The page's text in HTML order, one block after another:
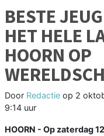
BESTE
HET HELE
HOORN OP
Door Redactie op 2
9:14 uur
HOORN - Op zaterdag